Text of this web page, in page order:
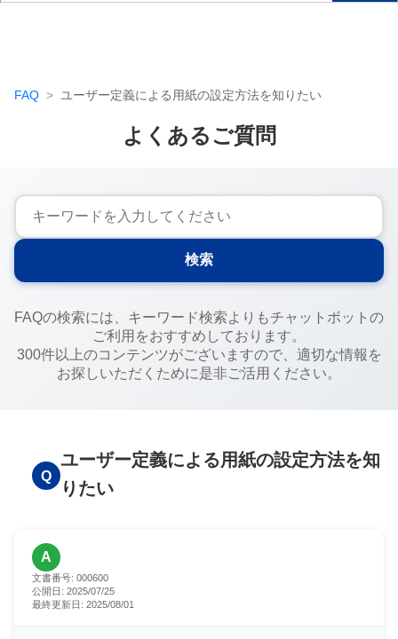
FAQ ユーザー定義による用紙の設定方法を知りたい
よくあるご質問
検索
FAQの検索には、キーワード検索よりもチャットボットの
ご利用をおすすめしております。
300件以上のコンテンツがございますので、適切な情報を
お探しいただくために是非ご活用ください。
Q
ユーザー定義による用紙の設定方法を知
りたい
A
文書番号: 000600
公開日: 2025/07/25
最終更新日: 2025/08/01